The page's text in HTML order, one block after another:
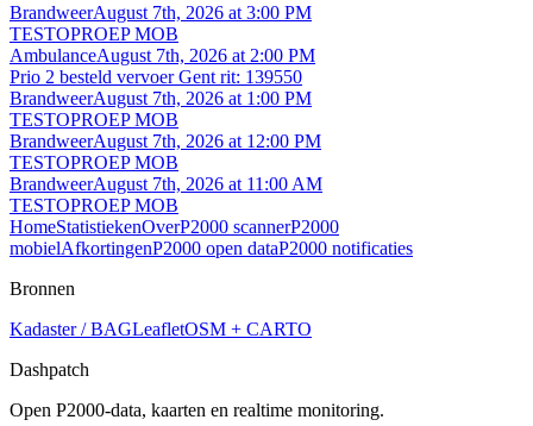
BrandweerAugust 7th, 2026 at 3:00 PM
TESTOPROEP MOB
AmbulanceAugust 7th, 2026 at 2:00 PM
Prio 2 besteld vervoer Gent rit: 139550
BrandweerAugust 7th, 2026 at 1:00 PM
TESTOPROEP MOB
BrandweerAugust 7th, 2026 at 12:00 PM
TESTOPROEP MOB
BrandweerAugust 7th, 2026 at 11:00 AM
TESTOPROEP MOB
HomeStatistiekenOverP2000 scannerP2000
mobielAfkortingenP2000 open dataP2000 notificaties
Bronnen
Kadaster / BAGLeafletOSM + CARTO
Dashpatch
Open P2000-data, kaarten en realtime monitoring.